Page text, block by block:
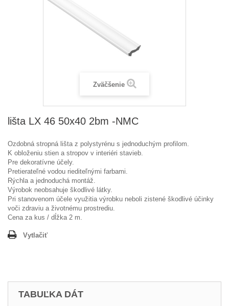
Zväčšenie
lišta LX 46 50x40 2bm -NMC
Ozdobná stropná lišta z polystyrénu s jednoduchým profilom.
K obloženiu stien a stropov v interiéri stavieb.
Pre dekoratívne účely.
Pretierateľné vodou riediteľnými farbami.
Rýchla a jednoduchá montáž.
Výrobok neobsahuje škodlivé látky.
Pri stanovenom účele využitia výrobku neboli zistené škodlivé účinky
voči zdraviu a životnému prostrediu.
Cena za kus / dĺžka 2 m.
Vytlačiť
TABUĽKA DÁT